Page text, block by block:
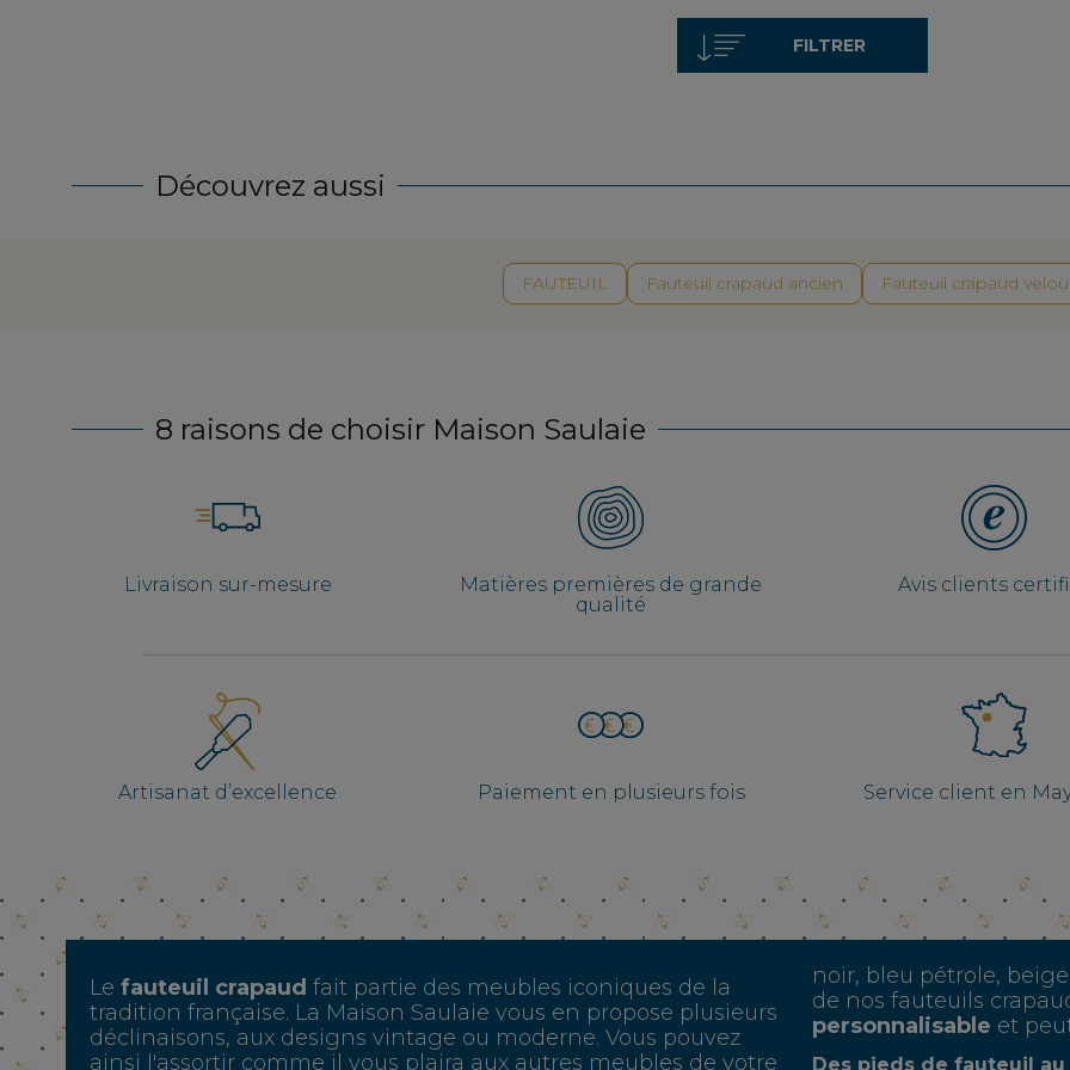
FILTRER
Découvrez aussi
FAUTEUIL Fauteuil crapaud ancien Fauteuil crapaud
8 raisons de choisir Maison Saulaie
Livraison sur-mesure
Matières premières de grande
qualité
Avis clients
Artisanat d’excellence Paiement en plusieurs fois Service client en
Le fauteuil crapaud fait partie des meubles iconiques de la
tradition française. La Maison Saulaie vous en propose plusieurs
déclinaisons, aux designs vintage ou moderne. Vous pouvez
ainsi l'assortir comme il vous plaira aux autres meubles de votre
noir, bleu pétrole,
de nos fauteuils
personnalisable et
Des pieds de fauteuil